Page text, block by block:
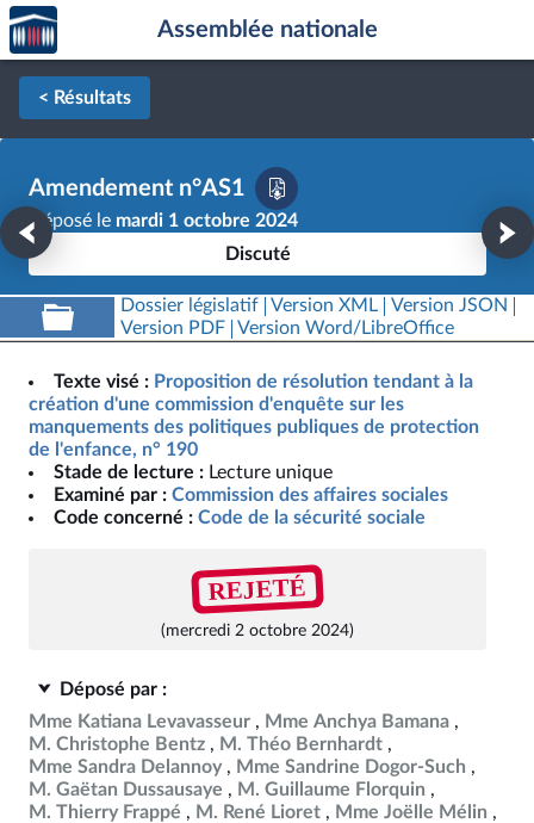
Aller au contenu
Aller en bas de la page
Accèder
à la
page
d'accueil
Assemblée nationale
< Résultats
Amendement n°AS1
Déposé le mardi 1 octobre 2024
Discuté
Dossier législatif Version XML
Version JSON
Version PDF
Version Word/LibreOffice
Texte visé : Proposition de résolution tendant à la
création d'une commission d'enquête sur les
manquements des politiques publiques de protection
de l'enfance, n° 190
Stade de lecture : Lecture unique
Examiné par : Commission des affaires sociales
Code concerné : Code de la sécurité sociale
REJETÉ
(mercredi 2 octobre 2024)
Déposé par :
Mme Katiana Levavasseur
Mme Anchya Bamana
M. Christophe Bentz
M. Théo Bernhardt
Mme Sandra Delannoy
Mme Sandrine Dogor-Such
M. Gaëtan Dussausaye
M. Guillaume Florquin
M. Thierry Frappé
M. René Lioret
Mme Joëlle Mélin